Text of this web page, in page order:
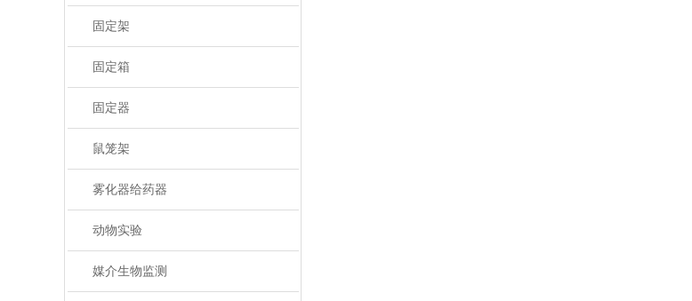
固定架
固定箱
固定器
鼠笼架
雾化器给药器
动物实验
媒介生物监测